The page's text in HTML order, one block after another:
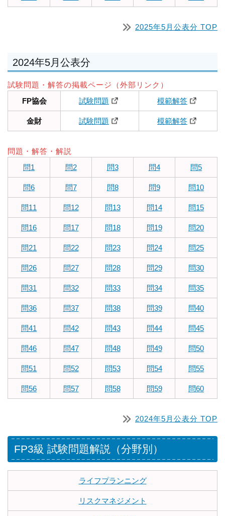
2025年5月公表分 TOP
2024年5月公表分
試験問題・解答の掲載ページ（外部リンク）
FP協会
試験問題 模範解答
金財 試験問題 模範解答
問題・解答・解説
問1
問2 問3 問4 問5
問6 問7 問8 問9 問10
問11 問12 問13 問14 問15
問16 問17 問18 問19 問20
問21 問22 問23 問24 問25
問26 問27 問28 問29 問30
問31 問32 問33 問34 問35
問36 問37 問38 問39 問40
問41 問42 問43 問44 問45
問46 問47 問48 問49 問50
問51 問52 問53 問54 問55
問56 問57 問58 問59 問60
2024年5月公表分 TOP
FP3級 試験問題解説（分野別）
ライフプランニング
リスクマネジメント